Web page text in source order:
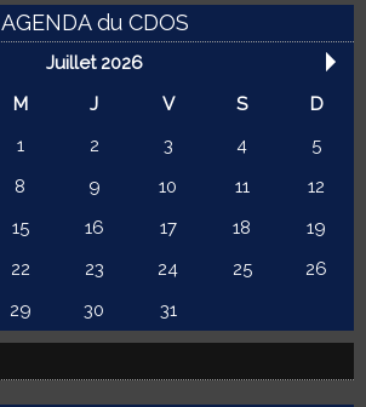
AGENDA du CDOS
Juillet 2026
M J V S
D
1
2 3 4
5
8 9 10 11
12
15 16 17 18
19
22 23 24 25
26
29 30 31